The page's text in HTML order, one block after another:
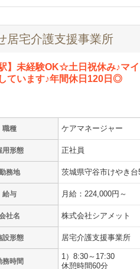
居宅介護支援事業所
駅】未経験OK☆土日祝休み♪マ
ています♪年間休日120日◎
職種 ケアマネージャー
用形態 正社員
務地 茨城県守谷市けやき台
給与 月給：224,000円～
社名 株式会社シアメット
設形態 居宅介護支援事業所
務時間
1）8:30～17:30
休憩時間60分